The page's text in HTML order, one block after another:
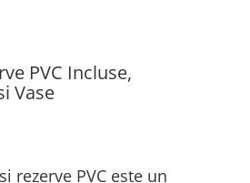
PVC Incluse,
Vase
rezerve PVC este un